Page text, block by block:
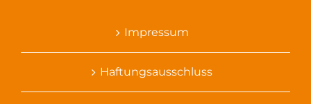
Impressum
Haftungsausschluss